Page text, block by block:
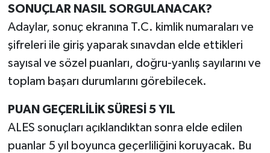
SONUÇLAR NASIL SORGULANACAK?
Adaylar, sonuç ekranına T.C. kimlik numaraları ve
şifreleri ile giriş yaparak sınavdan elde ettikleri
sayısal ve sözel puanları, doğru-yanlış sayılarını ve
toplam başarı durumlarını görebilecek.
PUAN GEÇERLİLİK SÜRESİ 5 YIL
ALES sonuçları açıklandıktan sonra elde edilen
puanlar 5 yıl boyunca geçerliliğini koruyacak. Bu